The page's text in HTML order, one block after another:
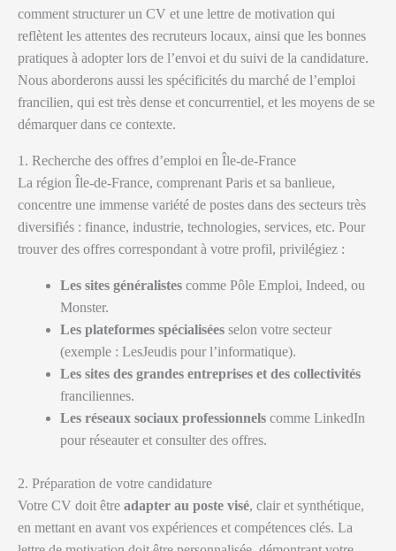
comment structurer un CV et une lettre de motivation qui
reflètent les attentes des recruteurs locaux, ainsi que les bonnes
pratiques à adopter lors de l’envoi et du suivi de la candidature.
Nous aborderons aussi les spécificités du marché de l’emploi
francilien, qui est très dense et concurrentiel, et les moyens de se
démarquer dans ce contexte.
1. Recherche des offres d’emploi en Île-de-France
La région Île-de-France, comprenant Paris et sa banlieue,
concentre une immense variété de postes dans des secteurs très
diversifiés : finance, industrie, technologies, services, etc. Pour
trouver des offres correspondant à votre profil, privilégiez :
Les sites généralistes comme Pôle Emploi, Indeed, ou
Monster.
Les plateformes spécialisées selon votre secteur
(exemple : LesJeudis pour l’informatique).
Les sites des grandes entreprises et des collectivités
franciliennes.
Les réseaux sociaux professionnels comme LinkedIn
pour réseauter et consulter des offres.
2. Préparation de votre candidature
Votre CV doit être adapter au poste visé, clair et synthétique,
en mettant en avant vos expériences et compétences clés. La